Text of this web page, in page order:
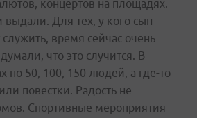
концертов на площадях.
Для тех, у кого сын
время сейчас очень
что это случится. В
по 50, 100, 150 людей, а где-то
повестки. Радость не
Спортивные мероприятия